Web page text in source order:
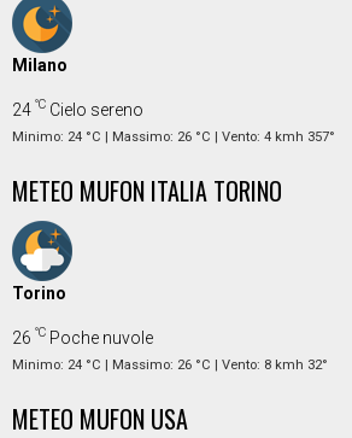
Milano
24 °C Cielo sereno
Minimo: 24 °C | Massimo: 26 °C | Vento: 4 kmh 357°
METEO MUFON ITALIA TORINO
Torino
26 °C Poche nuvole
Minimo: 24 °C | Massimo: 26 °C | Vento: 8 kmh 32°
METEO MUFON USA